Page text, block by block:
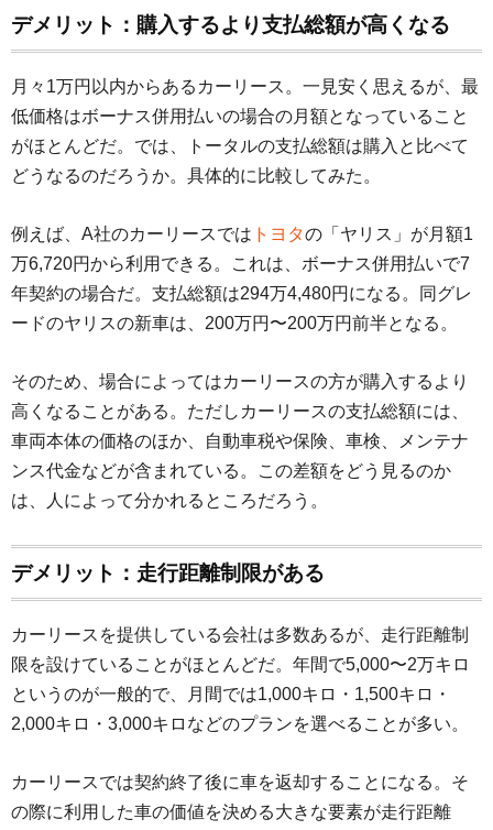
デメリット：購入するより支払総額が高くなる
月々1万円以内からあるカーリース。一見安く思えるが、最
低価格はボーナス併用払いの場合の月額となっていること
がほとんどだ。では、トータルの支払総額は購入と比べて
どうなるのだろうか。具体的に比較してみた。
例えば、A社のカーリースでは トヨタの「ヤリス」が月額1
万6,720円から利用できる。これは、ボーナス併用払いで7
年契約の場合だ。支払総額は294万4,480円になる。同グレ
ードのヤリスの新車は、200万円〜200万円前半となる。
そのため、場合によってはカーリースの方が購入するより
高くなることがある。ただしカーリースの支払総額には、
車両本体の価格のほか、自動車税や保険、車検、メンテナ
ンス代金などが含まれている。この差額をどう見るのか
は、人によって分かれるところだろう。
デメリット：走行距離制限がある
カーリースを提供している会社は多数あるが、走行距離制
限を設けていることがほとんどだ。年間で5,000〜2万キロ
というのが一般的で、月間では1,000キロ・1,500キロ・
2,000キロ・3,000キロなどのプランを選べることが多い。
カーリースでは契約終了後に車を返却することになる。そ
の際に利用した車の価値を決める大きな要素が走行距離